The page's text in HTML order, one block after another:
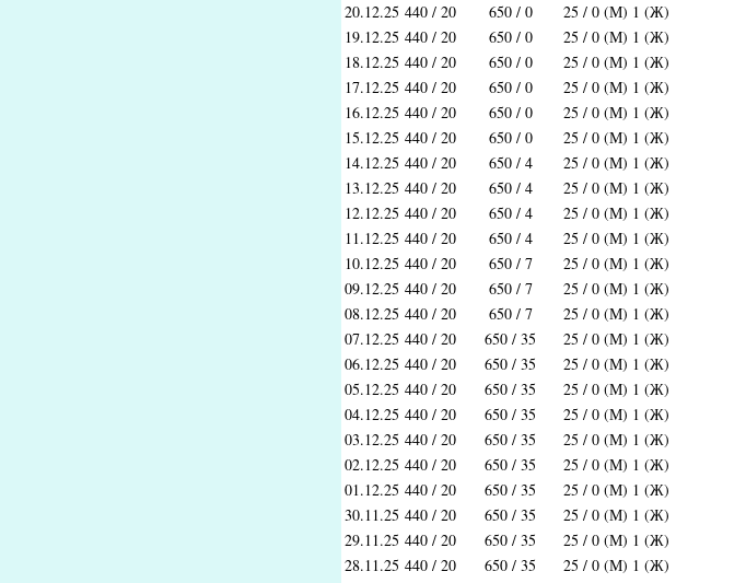
20.12.25 440 / 20 650 / 0
25 / 0 (М) 1 (Ж)
19.12.25 440 / 20 650 / 0
25 / 0 (М) 1 (Ж)
18.12.25 440 / 20 650 / 0
25 / 0 (М) 1 (Ж)
17.12.25 440 / 20 650 / 0
25 / 0 (М) 1 (Ж)
16.12.25 440 / 20 650 / 0
25 / 0 (М) 1 (Ж)
15.12.25 440 / 20 650 / 0
25 / 0 (М) 1 (Ж)
14.12.25 440 / 20 650 / 4
25 / 0 (М) 1 (Ж)
13.12.25 440 / 20 650 / 4
25 / 0 (М) 1 (Ж)
12.12.25 440 / 20 650 / 4
25 / 0 (М) 1 (Ж)
11.12.25 440 / 20 650 / 4
25 / 0 (М) 1 (Ж)
10.12.25 440 / 20 650 / 7
25 / 0 (М) 1 (Ж)
09.12.25 440 / 20 650 / 7
25 / 0 (М) 1 (Ж)
08.12.25 440 / 20 650 / 7
25 / 0 (М) 1 (Ж)
07.12.25 440 / 20 650 / 35
25 / 0 (М) 1 (Ж)
06.12.25 440 / 20 650 / 35
25 / 0 (М) 1 (Ж)
05.12.25 440 / 20 650 / 35
25 / 0 (М) 1 (Ж)
04.12.25 440 / 20 650 / 35
25 / 0 (М) 1 (Ж)
03.12.25 440 / 20 650 / 35
25 / 0 (М) 1 (Ж)
02.12.25 440 / 20 650 / 35
25 / 0 (М) 1 (Ж)
01.12.25 440 / 20 650 / 35
25 / 0 (М) 1 (Ж)
30.11.25 440 / 20 650 / 35
25 / 0 (М) 1 (Ж)
29.11.25 440 / 20 650 / 35
25 / 0 (М) 1 (Ж)
28.11.25 440 / 20 650 / 35
25 / 0 (М) 1 (Ж)